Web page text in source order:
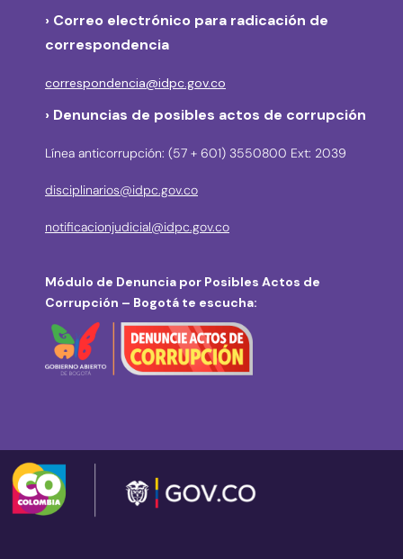
› Correo electrónico para radicación de
correspondencia
correspondencia@idpc.gov.co
› Denuncias de posibles actos de corrupción
Línea anticorrupción: (57 + 601) 3550800 Ext: 2039
disciplinarios@idpc.gov.co
notificacionjudicial@idpc.gov.co
Módulo de Denuncia por Posibles Actos de
Corrupción – Bogotá te escucha: